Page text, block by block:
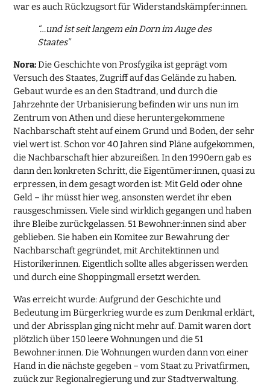
war es auch Rückzugsort für Widerstandskämpfer:innen.
“…und ist seit langem ein Dorn im Auge des
Staates”
Nora:Die Geschichte von Prosfygika ist geprägt vom
Versuch des Staates, Zugriff auf das Gelände zu haben.
Gebaut wurde es an den Stadtrand, und durch die
Jahrzehnte der Urbanisierung befinden wir uns nun im
Zentrum von Athen und diese heruntergekommene
Nachbarschaft steht auf einem Grund und Boden, der sehr
viel wert ist. Schon vor 40 Jahren sind Pläne aufgekommen,
die Nachbarschaft hier abzureißen. In den 1990ern gab es
dann den konkreten Schritt, die Eigentümer:innen, quasi zu
erpressen, in dem gesagt worden ist: Mit Geld oder ohne
Geld – ihr müsst hier weg, ansonsten werdet ihr eben
rausgeschmissen. Viele sind wirklich gegangen und haben
ihre Bleibe zurückgelassen. 51 Bewohner:innen sind aber
geblieben. Sie haben ein Komitee zur Bewahrung der
Nachbarschaft gegründet, mit Architektinnen und
Historikerinnen. Eigentlich sollte alles abgerissen werden
und durch eine Shoppingmall ersetzt werden.
Was erreicht wurde: Aufgrund der Geschichte und
Bedeutung im Bürgerkrieg wurde es zum Denkmal erklärt,
und der Abrissplan ging nicht mehr auf. Damit waren dort
plötzlich über 150 leere Wohnungen und die 51
Bewohner:innen. Die Wohnungen wurden dann von einer
Hand in die nächste gegeben – vom Staat zu Privatfirmen,
zuück zur Regionalregierung und zur Stadtverwaltung.